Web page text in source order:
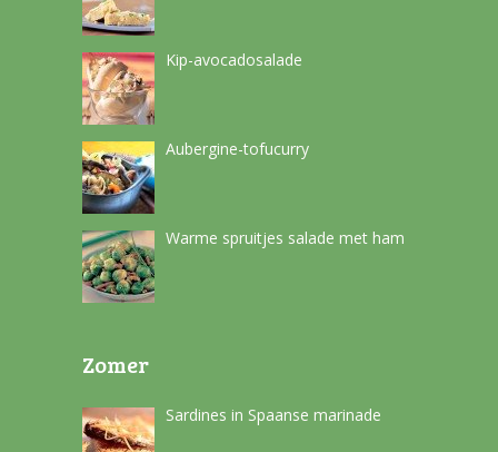
Kip-avocadosalade
Aubergine-tofucurry
Warme spruitjes salade met ham
Zomer
Sardines in Spaanse marinade